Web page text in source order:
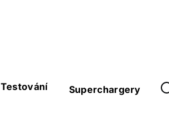
Testování Superchargery